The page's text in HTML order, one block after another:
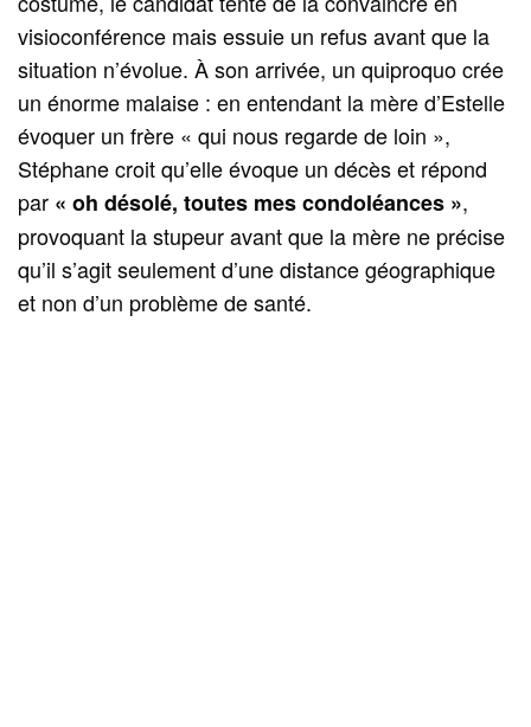
visioconférence mais essuie un refus avant que la
situation n’évolue. À son arrivée, un quiproquo crée
un énorme malaise : en entendant la mère d’Estelle
évoquer un frère « qui nous regarde de loin »,
Stéphane croit qu’elle évoque un décès et répond
par « oh désolé, toutes mes condoléances »,
provoquant la stupeur avant que la mère ne précise
qu’il s’agit seulement d’une distance géographique
et non d’un problème de santé.